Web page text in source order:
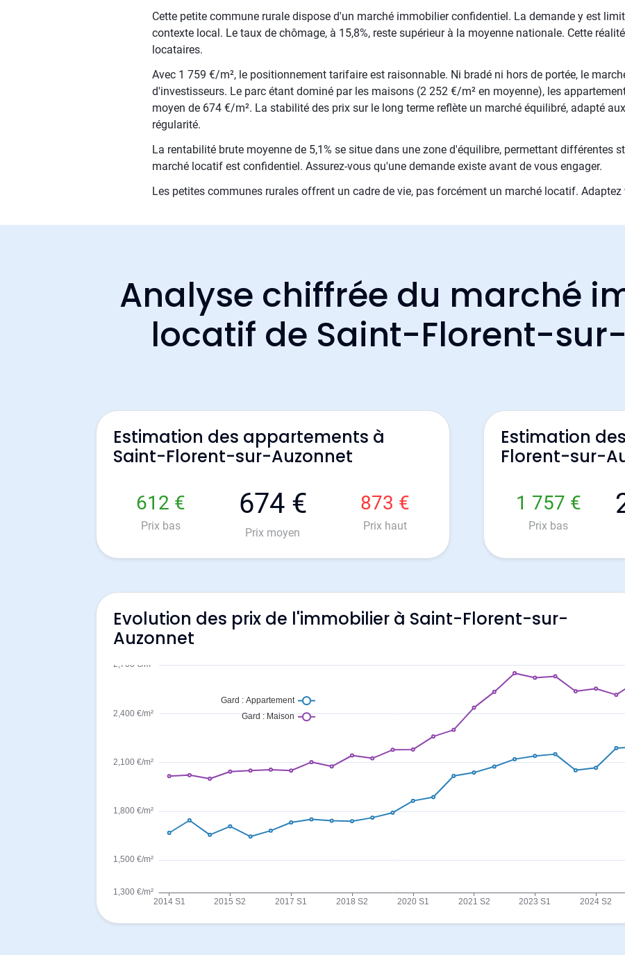
Cette petite commune rurale dispose d'un marché immobilier confidentiel. La demande y est
contexte local. Le taux de chômage, à 15,8%, reste supérieur à la moyenne nationale. Cette
locataires.
Avec 1 759 €/m², le positionnement tarifaire est raisonnable. Ni bradé ni hors de portée, le
d'investisseurs. Le parc étant dominé par les maisons (2 252 €/m² en moyenne), les
moyen de 674 €/m². La stabilité des prix sur le long terme reflète un marché équilibré, adapté
régularité.
La rentabilité brute moyenne de 5,1% se situe dans une zone d'équilibre, permettant différentes
marché locatif est confidentiel. Assurez-vous qu'une demande existe avant de vous engager.
Les petites communes rurales offrent un cadre de vie, pas forcément un marché locatif. Adaptez
Analyse chiffrée du marché
locatif de Saint-Florent-
Estimation des appartements à
Saint-Florent-sur-Auzonnet
612 €
Prix bas
674 €
Prix moyen
873 €
Prix haut
Estimation
Florent-sur-
1 757 €
Prix bas
Evolution des prix de l'immobilier à Saint-Florent-sur-
Auzonnet